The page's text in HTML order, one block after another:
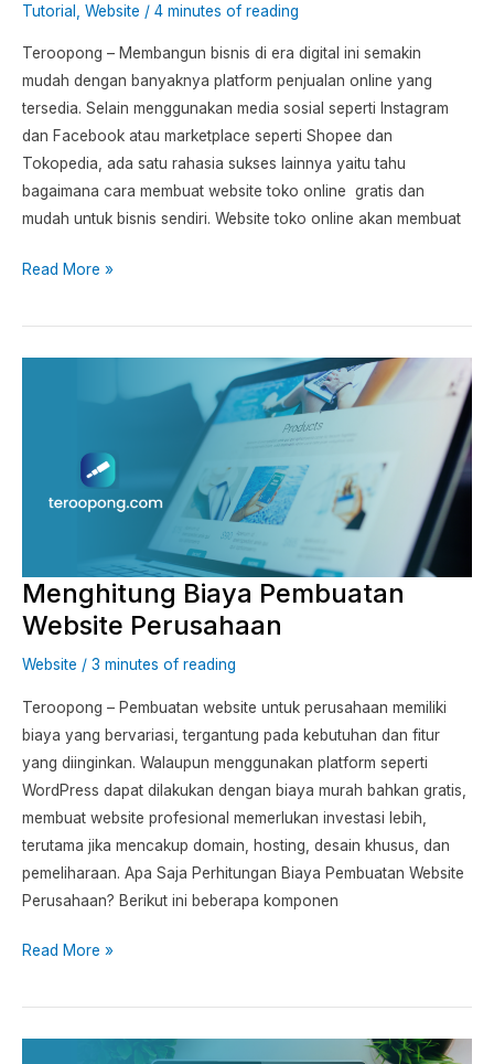
Tutorial Website / 4 minutes of reading
Teroopong – Membangun bisnis di era digital ini semakin
mudah dengan banyaknya platform penjualan online yang
tersedia. Selain menggunakan media sosial seperti Instagram
dan Facebook atau marketplace seperti Shopee dan
Tokopedia, ada satu rahasia sukses lainnya yaitu tahu
bagaimana cara membuat website toko online gratis dan
mudah untuk bisnis sendiri. Website toko online akan membuat
Read More »
Menghitung Biaya Pembuatan
Website Perusahaan
Website / 3 minutes of reading
Teroopong – Pembuatan website untuk perusahaan memiliki
biaya yang bervariasi, tergantung pada kebutuhan dan fitur
yang diinginkan. Walaupun menggunakan platform seperti
WordPress dapat dilakukan dengan biaya murah bahkan gratis,
membuat website profesional memerlukan investasi lebih,
terutama jika mencakup domain, hosting, desain khusus, dan
pemeliharaan. Apa Saja Perhitungan Biaya Pembuatan Website
Perusahaan? Berikut ini beberapa komponen
Perusahaan
Read More »